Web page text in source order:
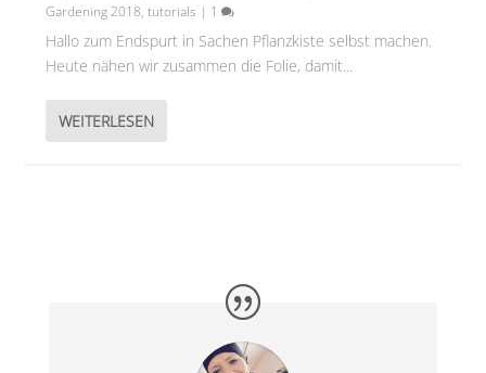
Gardening 2018,tutorials | 1
Hallo zum Endspurt in Sachen Pflanzkiste selbst machen.
Heute nähen wir zusammen die Folie, damit...
WEITERLESEN